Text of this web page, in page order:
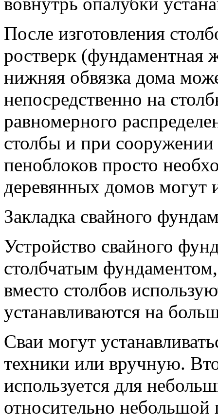
После изготовления
ростверк (фундаментная
нижняя обвязка дома
непосредственно на
равномерного
столбы и при сооружении
пеноблоков просто
деревянных домов могут
Закладка свайного
Устройство свайного
столбчатым
вместо столбов
устанавливаются на
Сваи могут
техники или вручную.
используется для
относительно небольшой